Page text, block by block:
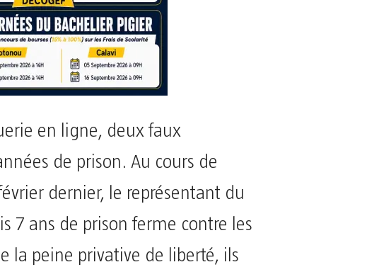
en ligne, deux faux
de prison. Au cours de
dernier, le représentant du
7 ans de prison ferme contre les
la peine privative de liberté, ils